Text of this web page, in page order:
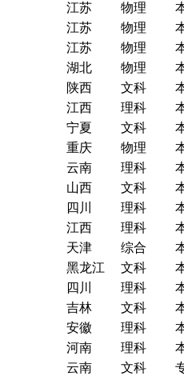
江苏 物理
江苏 物理
江苏 物理
湖北 物理
陕西 文科
江西 理科
宁夏 文科
重庆 物理
云南 理科
山西 文科
四川 理科
江西 理科
天津 综合
黑龙江 文科
四川 理科
吉林 文科
安徽 理科
河南 理科
云南 文科